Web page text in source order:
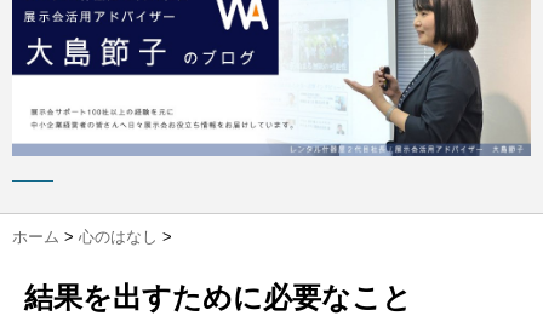
ホーム > 心のはなし >
結果を出すために必要なこと